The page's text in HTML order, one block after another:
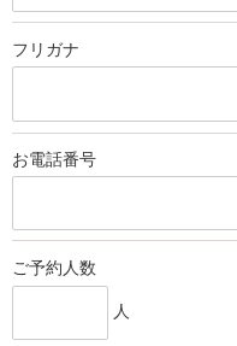
フリガナ
お電話番号
ご予約人数
人